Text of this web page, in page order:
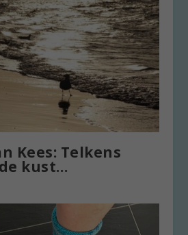
Kees: Telkens
kust…